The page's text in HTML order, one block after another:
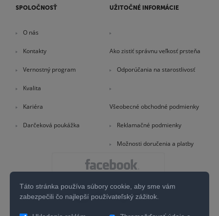
SPOLOČNOSŤ
O nás
Kontakty
Vernostný program
Kvalita
Kariéra
Darčeková poukážka
UŽITOČNÉ INFORMÁCIE
Ako zistiť správnu veľkosť prsteňa
Odporúčania na starostlivosť
Všeobecné obchodné podmienky
Reklamačné podmienky
Možnosti doručenia a platby
Táto stránka používa súbory cookie, aby sme vám
zabezpečili čo najlepší používateľský zážitok.